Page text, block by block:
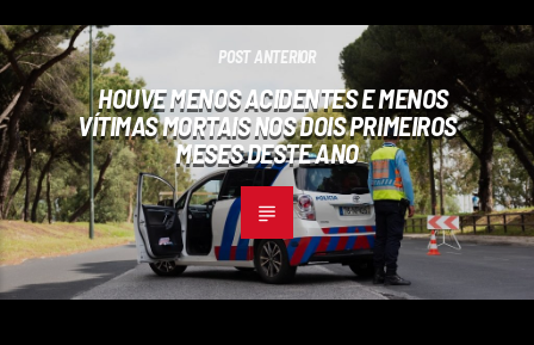
POST ANTERIOR
HOUVE MENOS ACIDENTES E MENOS
VÍTIMAS MORTAIS NOS DOIS PRIMEIROS
MESES DESTE ANO